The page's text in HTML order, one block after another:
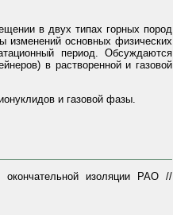
в двух типах горных пород
изменений основных физических
период. Обсуждаются
в растворенной и газовой
и газовой фазы.
изоляции РАО //